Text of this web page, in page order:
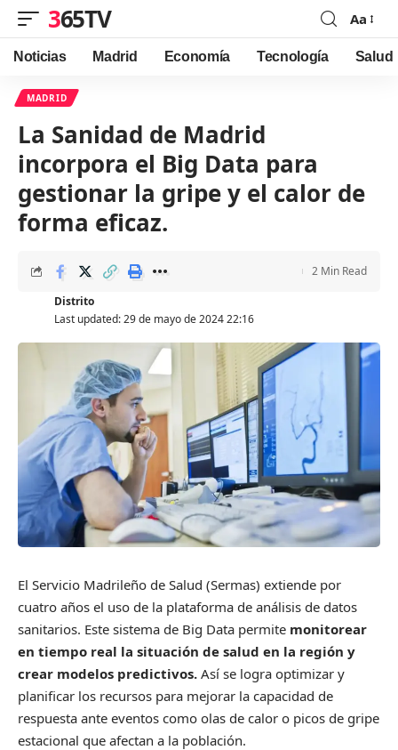
365TV
Font
Resizer
Aa
Noticias Madrid Economía Tecnología Salud
MADRID
La Sanidad de Madrid
incorpora el Big Data para
gestionar la gripe y el calor de
forma eficaz.
Last updated: 29 de mayo de 2024 22:16
Distrito
2 Min Read
El Servicio Madrileño de Salud (Sermas) extiende por
cuatro años el uso de la plataforma de análisis de datos
sanitarios. Este sistema de Big Data permite monitorear
en tiempo real la situación de salud en la región y
crear modelos predictivos. Así se logra optimizar y
planificar los recursos para mejorar la capacidad de
respuesta ante eventos como olas de calor o picos de gripe
estacional que afectan a la población.